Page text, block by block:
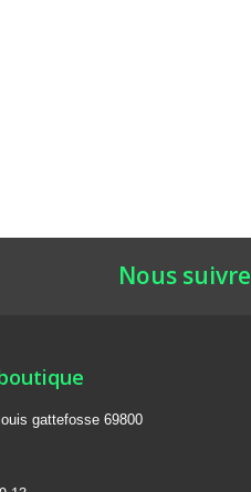
Nous suivre
gattefosse 69800